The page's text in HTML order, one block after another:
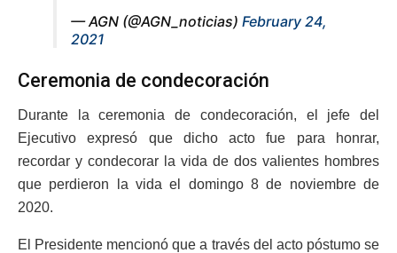
— AGN (@AGN_noticias) February 24,
2021
Ceremonia de condecoración
Durante la ceremonia de condecoración, el jefe del
Ejecutivo expresó que dicho acto fue para honrar,
recordar y condecorar la vida de dos valientes hombres
que perdieron la vida el domingo 8 de noviembre de
2020.
El Presidente mencionó que a través del acto póstumo se